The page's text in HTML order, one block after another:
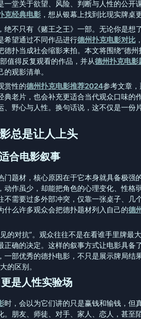
堂关于欲望、风险、判断与人性的公开
克经典电影 ，想从银幕上找到比现实牌桌
绝不只有《赌王之王》一部。无论你是想
希望通过不同作品进行德州扑克电影对比
扑当成社会缩影来拍。本文将围绕“德
值得反复观看的作品，并从德州扑克电影
观影清单。
赏性的德州扑克电影推荐2024参考文章
老片，也会补充更适合当代观众口味的
野心与人性。换句话说，这不仅是一份
总是让人上头
合电影叙事
题材，核心原因在于它本身就具备极强
作虽少，却能把角色的心理变化、性格
不需要过多外部冲突，仅靠一张桌子、几
么许多观众会把德扑题材列入自己的德
的对抗”。观众往往不是在看谁手里牌最
确的决定。这样的叙事方式让电影具备
一部优秀的德扑电影，不只是展示牌局结
的区别。
是人性实验场
时，会以为它们讲的只是赢钱和输钱，但
朋友、师徒、对手、家人、恋人，甚至